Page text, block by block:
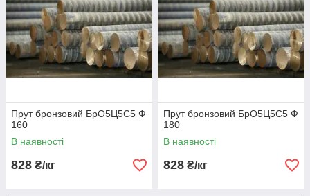
Прут бронзовий БрО5Ц5С5 Ф
160
В наявності
828 ₴/кг
Прут бронзовий БрО5Ц5С5 Ф
180
В наявності
828 ₴/кг